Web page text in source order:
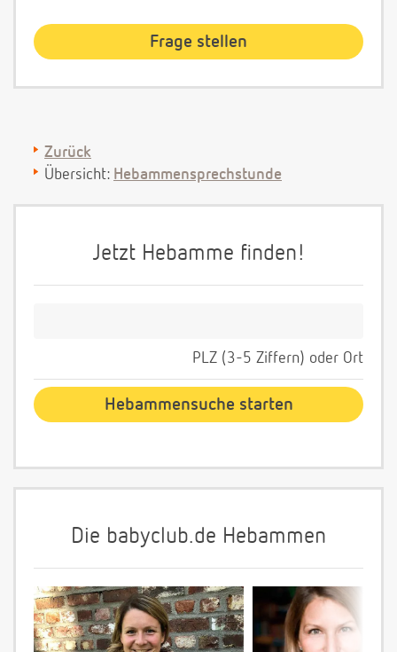
Zurück
Übersicht: Hebammensprechstunde
Jetzt Hebamme finden!
PLZ (3-5 Ziffern) oder Ort
Die babyclub.de Hebammen